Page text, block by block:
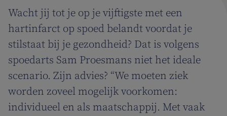
Wacht jij tot je op je vijftigste met een
hartinfarct op spoed belandt voordat je
stilstaat bij je gezondheid? Dat is volgens
spoedarts Sam Proesmans niet het ideale
scenario. Zijn advies? “We moeten ziek
worden zoveel mogelijk voorkomen:
individueel en als maatschappij. Met vaak